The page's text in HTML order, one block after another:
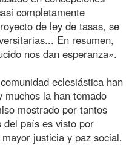
completamente
de ley de tasas, se
En resumen,
nos dan esperanza».
eclesiástica han
muchos la han tomado
mostrado por tantos
del país es visto por
justicia y paz social.